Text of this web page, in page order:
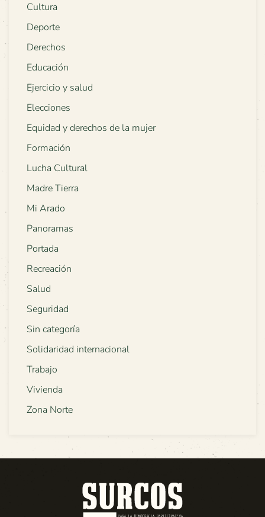
Cultura
Deporte
Derechos
Educación
Ejercicio y salud
Elecciones
Equidad y derechos de la mujer
Formación
Lucha Cultural
Madre Tierra
Mi Arado
Panoramas
Portada
Recreación
Salud
Seguridad
Sin categoría
Solidaridad internacional
Trabajo
Vivienda
Zona Norte